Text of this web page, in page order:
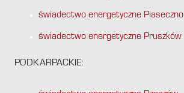
świadectwo energetyczne Piaseczno
świadectwo energetyczne Pruszków
PODKARPACKIE: